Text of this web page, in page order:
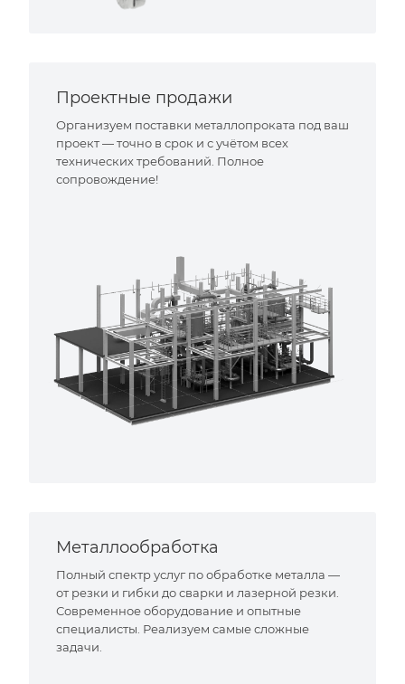
Проектные продажи
Организуем поставки металлопроката под ваш
проект — точно в срок и с учётом всех
технических требований. Полное
сопровождение!
Металлообработка
Полный спектр услуг по обработке металла —
от резки и гибки до сварки и лазерной резки.
Современное оборудование и опытные
специалисты. Реализуем самые сложные
задачи.